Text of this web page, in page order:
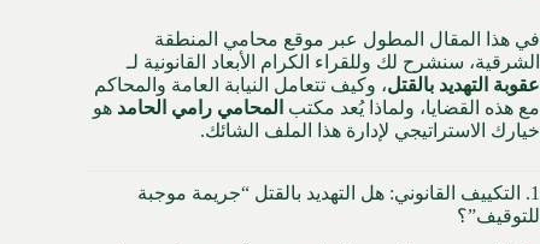
في هذا المقال المطول عبر موقع محامي المنطقة
الشرقية، سنشرح لك وللقراء الكرام الأبعاد القانونية لـ
عقوبة التهديد بالقتل، وكيف تتعامل النيابة العامة والمحاكم
مع هذه القضايا، ولماذا يُعد مكتب المحامي رامي الحامد هو
خيارك الاستراتيجي لإدارة هذا الملف الشائك.
1. التكييف القانوني: هل التهديد بالقتل “جريمة موجبة
للتوقيف”؟